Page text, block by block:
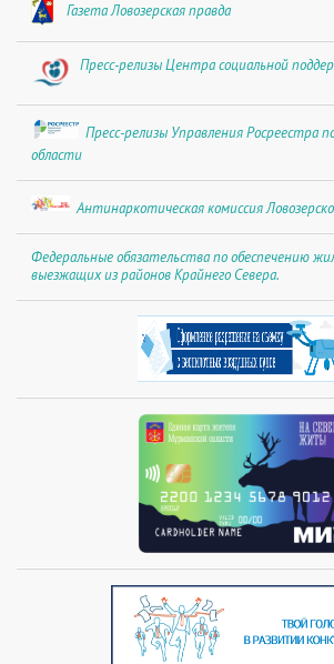
Газета Ловозерская правда
Пресс-релизы Центра социальной
Пресс-релизы Управления Росреестра
области
Антинаркотическая комиссия
Федеральные обязательства по обеспечению
выезжащих из районов Крайнего Севера.